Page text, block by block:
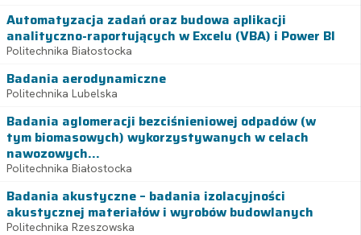
Automatyzacja zadań oraz budowa aplikacji
analityczno-raportujących w Excelu (VBA) i Power BI
Politechnika Białostocka
Badania aerodynamiczne
Politechnika Lubelska
Badania aglomeracji bezciśnieniowej odpadów (w
tym biomasowych) wykorzystywanych w celach
nawozowych...
Politechnika Białostocka
Badania akustyczne – badania izolacyjności
akustycznej materiałów i wyrobów budowlanych
Politechnika Rzeszowska